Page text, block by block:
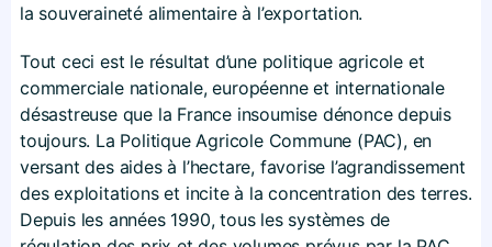
la souveraineté alimentaire à l’exportation.
Tout ceci est le résultat d’une politique agricole et
commerciale nationale, européenne et internationale
désastreuse que la France insoumise dénonce depuis
toujours. La Politique Agricole Commune (PAC), en
versant des aides à l’hectare, favorise l’agrandissement
des exploitations et incite à la concentration des terres.
Depuis les années 1990, tous les systèmes de